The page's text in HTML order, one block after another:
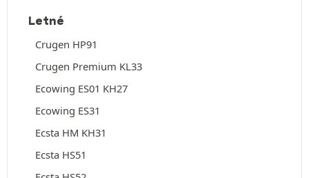
Letné
Crugen HP91
Crugen Premium KL33
Ecowing ES01 KH27
Ecowing ES31
Ecsta HM KH31
Ecsta HS51